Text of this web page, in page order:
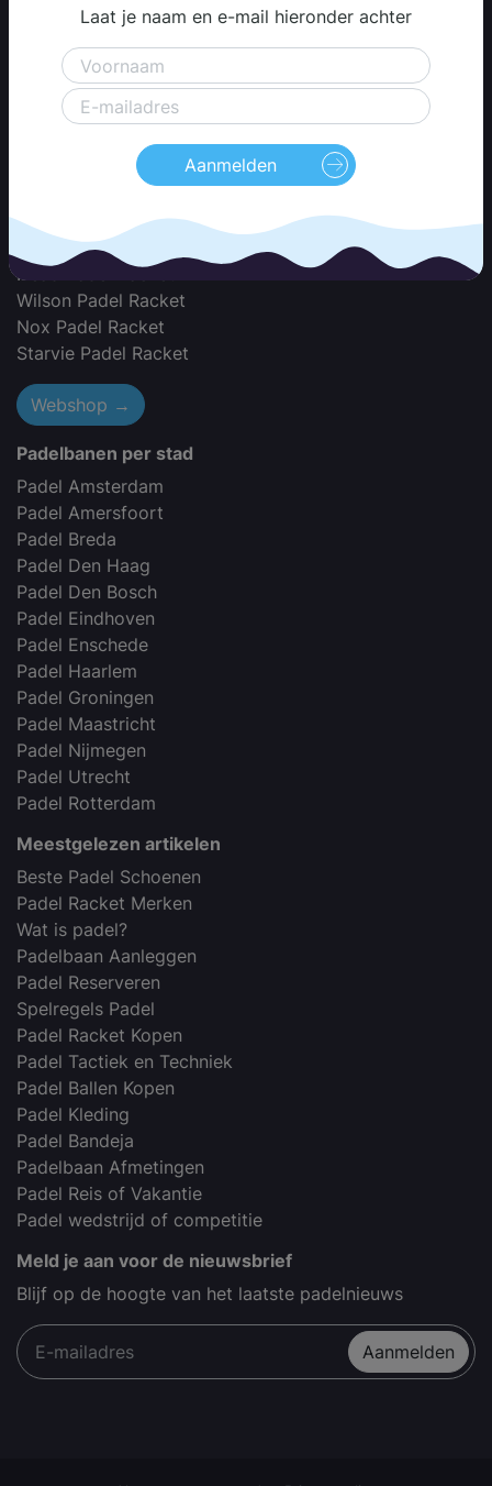
Laat je naam en e-mail hieronder achter
Aanmelden
Padel Racket Merken
Adidas Padel Racket
Akkeron Padel Racket
Babolat Padel Racket
Black Crown Padel Racket
Dunlop Padel Racket
Dutch Padel Racket
Head Padel Racket
Wilson Padel Racket
Nox Padel Racket
Starvie Padel Racket
Webshop →
Padelbanen per stad
Padel Amsterdam
Padel Amersfoort
Padel Breda
Padel Den Haag
Padel Den Bosch
Padel Eindhoven
Padel Enschede
Padel Haarlem
Padel Groningen
Padel Maastricht
Padel Nijmegen
Padel Utrecht
Padel Rotterdam
Meestgelezen artikelen
Beste Padel Schoenen
Padel Racket Merken
Wat is padel?
Padelbaan Aanleggen
Padel Reserveren
Spelregels Padel
Padel Racket Kopen
Padel Tactiek en Techniek
Padel Ballen Kopen
Padel Kleding
Padel Bandeja
Padelbaan Afmetingen
Padel Reis of Vakantie
Padel wedstrijd of competitie
Meld je aan voor de nieuwsbrief
Blijf op de hoogte van het laatste padelnieuws
Aanmelden